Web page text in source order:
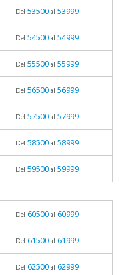
Del 53500al 53999
Del 54500al 54999
Del 55500al 55999
Del 56500al 56999
Del 57500al 57999
Del 58500al 58999
Del 59500al 59999
Del 60500al 60999
Del 61500al 61999
Del 62500al 62999